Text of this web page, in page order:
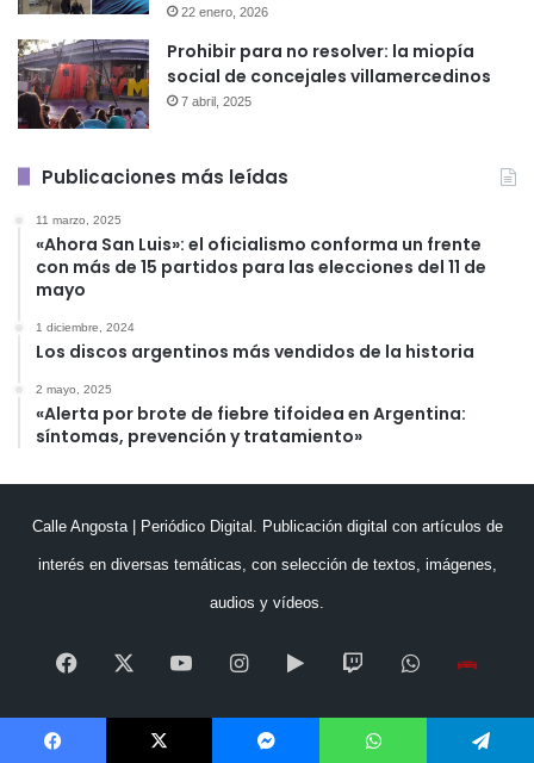
22 enero, 2026
Prohibir para no resolver: la miopía
social de concejales villamercedinos
7 abril, 2025
Publicaciones más leídas
11 marzo, 2025
«Ahora San Luis»: el oficialismo conforma un frente
con más de 15 partidos para las elecciones del 11 de
mayo
1 diciembre, 2024
Los discos argentinos más vendidos de la historia
2 mayo, 2025
«Alerta por brote de fiebre tifoidea en Argentina:
síntomas, prevención y tratamiento»
Calle Angosta | Periódico Digital. Publicación digital con artículos de
interés en diversas temáticas, con selección de textos, imágenes,
audios y vídeos.
Facebook YouTubeInstagramGoogle
Play
TwitchWhatsApp
en